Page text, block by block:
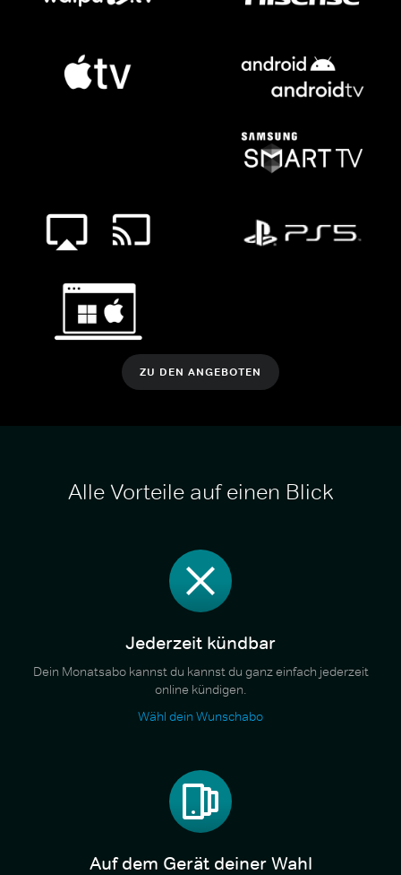
ZU DEN ANGEBOTEN
Alle Vorteile auf einen Blick
Jederzeit kündbar
Dein Monatsabo kannst du kannst du ganz einfach jederzeit
online kündigen.
Wähl dein Wunschabo
Auf dem Gerät deiner Wahl